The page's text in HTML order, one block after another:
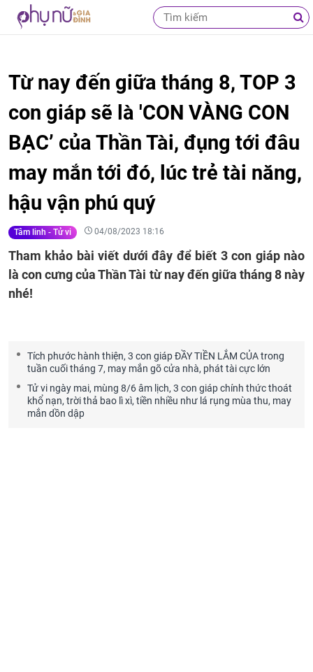
Từ nay đến giữa tháng 8, TOP 3
con giáp sẽ là 'CON VÀNG CON
BẠC’ của Thần Tài, đụng tới đâu
may mắn tới đó, lúc trẻ tài năng,
hậu vận phú quý
Tâm linh - Tử vi 04/08/2023 18:16
Tham khảo bài viết dưới đây để biết 3 con giáp nào
là con cưng của Thần Tài từ nay đến giữa tháng 8 này
nhé!
Tích phước hành thiện, 3 con giáp ĐẦY TIỀN LẮM CỦA trong
tuần cuối tháng 7, may mắn gõ cửa nhà, phát tài cực lớn
Tử vi ngày mai, mùng 8/6 âm lịch, 3 con giáp chính thức thoát
khổ nạn, trời thả bao lì xì, tiền nhiều như lá rụng mùa thu, may
mắn dồn dập